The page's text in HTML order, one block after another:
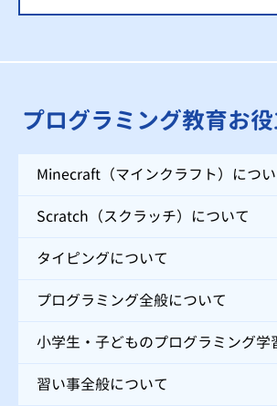
プログラミング教育お
Minecraft（マインクラフト）につ
Scratch（スクラッチ）について
タイピングについて
プログラミング全般について
小学生・子どものプログラミング学
習い事全般について